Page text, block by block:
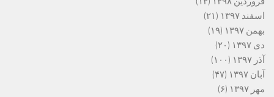
اسفند ۱۳۹۷
(۲۱)
بهمن ۱۳۹۷
(۱۹)
دی ۱۳۹۷
(۲۰)
آذر ۱۳۹۷
(۱۰۰)
آبان ۱۳۹۷
(۴۷)
مهر ۱۳۹۷
(۶)